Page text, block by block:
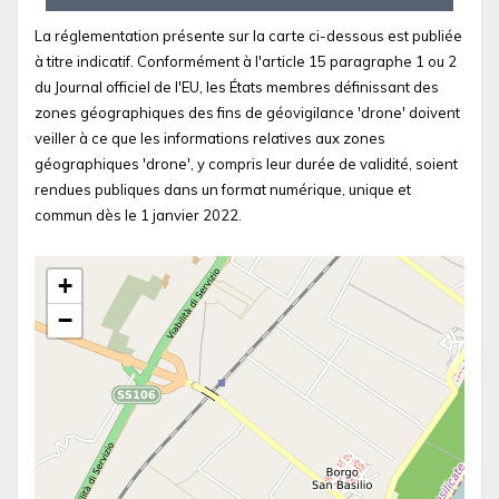
La réglementation présente sur la carte ci-dessous est publiée
à titre indicatif. Conformément à l'article 15 paragraphe 1 ou 2
du Journal officiel de l'EU, les États membres définissant des
zones géographiques des fins de géovigilance 'drone' doivent
veiller à ce que les informations relatives aux zones
géographiques 'drone', y compris leur durée de validité, soient
rendues publiques dans un format numérique, unique et
commun dès le 1 janvier 2022.